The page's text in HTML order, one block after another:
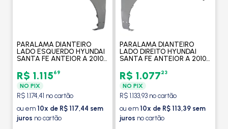
PARALAMA DIANTEIRO
LADO ESQUERDO HYUNDAI
SANTA FE ANTEIOR A 2010 -
R$ 1.11569
NO PIX
R$ 1.174,41 no cartão
ou em 10x de R$ 117,44 sem
juros no cartão
PARALAMA DIANTEIRO
LADO DIREITO HYUNDAI
SANTA FE ANTEIOR A 2010 -
R$ 1.07723
NO PIX
R$ 1.133,93 no cartão
ou em 10x de R$ 113,39 sem
juros no cartão